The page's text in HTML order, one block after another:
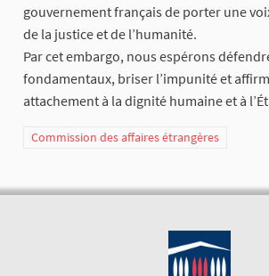
gouvernement français de porter une
de la justice et de l’humanité.
Par cet embargo, nous espérons
fondamentaux, briser l’impunité et
attachement à la dignité humaine et à
Commission des affaires étrangères